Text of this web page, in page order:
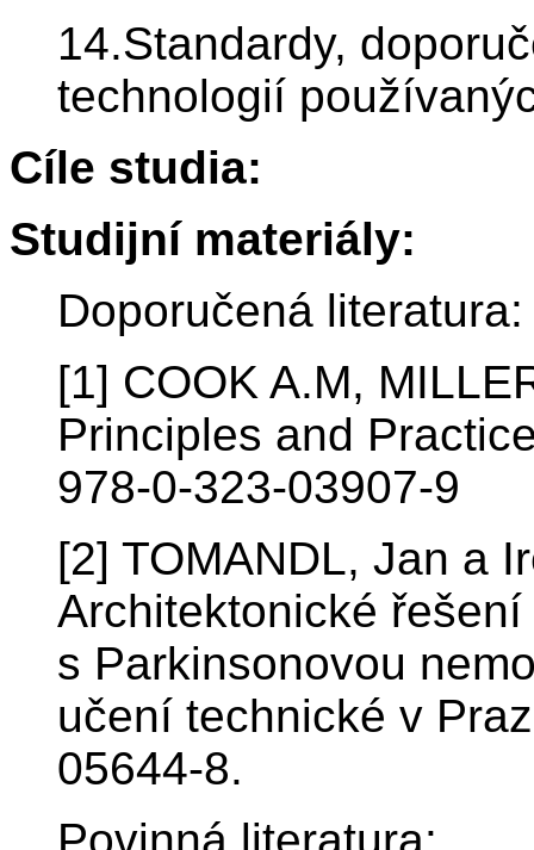
14.Standardy,
technologií
Cíle studia:
Studijní materiály:
Doporučená literatura:
[1] COOK A.M,
Principles and
978-0-323-03907-9
[2] TOMANDL, Jan a
Architektonické
s Parkinsonovou
učení technické v
05644-8.